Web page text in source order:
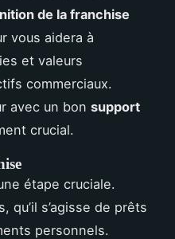
de la franchise
vous aidera à
et valeurs
commerciaux.
avec un bon support
crucial.
étape cruciale.
qu’il s’agisse de prêts
personnels.